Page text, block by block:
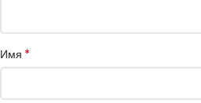
Имя *